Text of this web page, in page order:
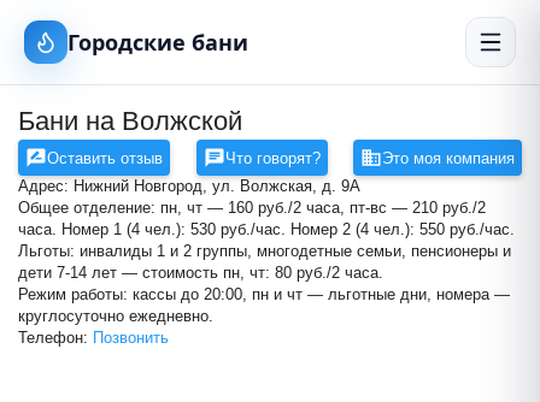
Городские бани
Бани на Волжской
Оставить отзыв Что говорят? Это моя компания
Адрес: Нижний Новгород, ул. Волжская, д. 9А
Общее отделение: пн, чт — 160 руб./2 часа, пт-вс — 210 руб./2
часа. Номер 1 (4 чел.): 530 руб./час. Номер 2 (4 чел.): 550 руб./час.
Льготы: инвалиды 1 и 2 группы, многодетные семьи, пенсионеры и
дети 7-14 лет — стоимость пн, чт: 80 руб./2 часа.
Режим работы: кассы до 20:00, пн и чт — льготные дни, номера —
круглосуточно ежедневно.
Телефон:
Позвонить